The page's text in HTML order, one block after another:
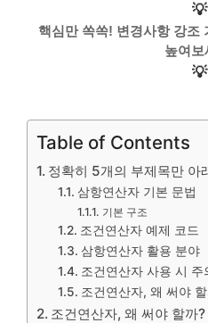
💡
핵심만 쏙쏙! 변경사항 강조
높여보
💡
Table of Contents
정확히 5개의 부제목만 아
삼항연산자 기본 문법
기본 구조
조건연산자 예제 코드
삼항연산자 활용 분야
조건연산자 사용 시 주
조건연산자, 왜 써야
조건연산자, 왜 써야 할까?